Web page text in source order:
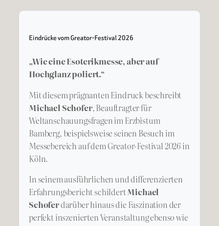
Eindrücke vom Greator-Festival 2026
„Wie eine Esoterikmesse, aber auf
Hochglanz poliert.“
Mit diesem prägnanten Eindruck beschreibt
Michael Schofer, Beauftragter für
Weltanschauungsfragen im Erzbistum
Bamberg, beispielsweise seinen Besuch im
Messebereich auf dem Greator-Festival 2026 in
Köln.
In seinem ausführlichen und differenzierten
Erfahrungsbericht schildertMichael
Schoferdarüber hinaus die Faszination der
perfekt inszenierten Veranstaltung ebenso wie